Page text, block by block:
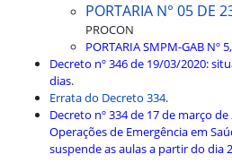
PORTARIA N° 05 DE
PROCON
PORTARIA SMPM-GAB Nº
Decreto nº 346 de 19/03/2020:
dias.
Errata do Decreto 334.
Decreto nº 334 de 17 de março
Operações de Emergência em
suspende as aulas a partir do dia